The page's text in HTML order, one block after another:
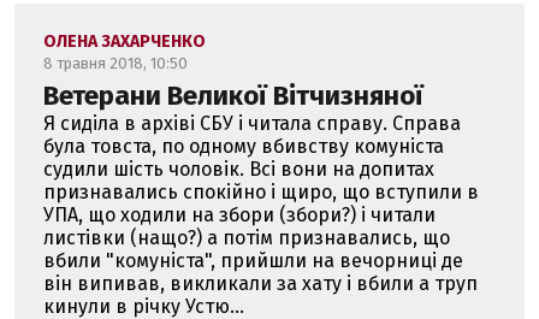
ОЛЕНА ЗАХАРЧЕНКО
8 травня 2018, 10:50
Ветерани Великої Вітчизняної
Я сиділа в архіві СБУ і читала справу. Справа
була товста, по одному вбивству комуніста
судили шість чоловік. Всі вони на допитах
признавались спокійно і щиро, що вступили в
УПА, що ходили на збори (збори?) і читали
листівки (нащо?) а потім признавались, що
вбили "комуніста", прийшли на вечорниці де
він випивав, викликали за хату і вбили а труп
кинули в річку Устю...